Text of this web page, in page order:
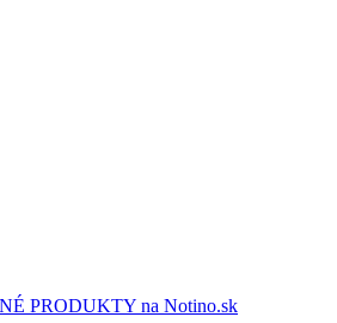
PRODUKTY na Notino.sk